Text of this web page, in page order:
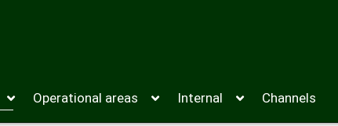
Operational areas Internal Channels